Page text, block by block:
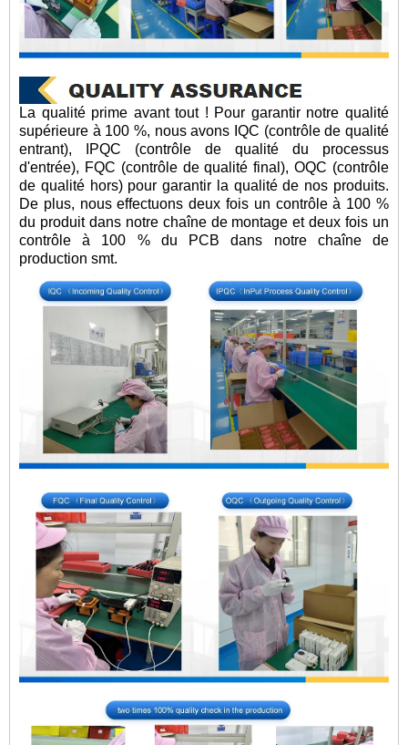
La qualité prime avant tout ! Pour garantir notre qualité
supérieure à 100 %, nous avons IQC (contrôle de qualité
entrant), IPQC (contrôle de qualité du processus
d'entrée), FQC (contrôle de qualité final), OQC (contrôle
de qualité hors) pour garantir la qualité de nos produits.
De plus, nous effectuons deux fois un contrôle à 100 %
du produit dans notre chaîne de montage et deux fois un
contrôle à 100 % du PCB dans notre chaîne de
production smt.